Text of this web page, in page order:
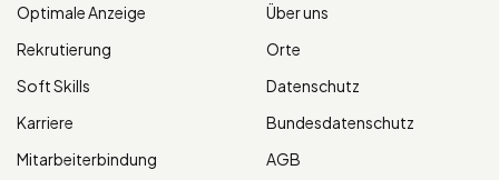
Optimale Anzeige
Rekrutierung
Soft Skills
Karriere
Mitarbeiterbindung
Über uns
Orte
Datenschutz
Bundesdatenschutz
AGB